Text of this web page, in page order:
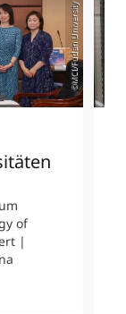
©MCI/Fudan University
of
|